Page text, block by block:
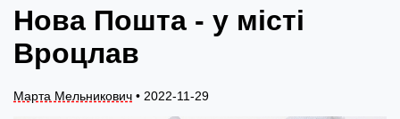
Нова Пошта - у місті
Вроцлав
Марта Мельникович • 2022-11-29